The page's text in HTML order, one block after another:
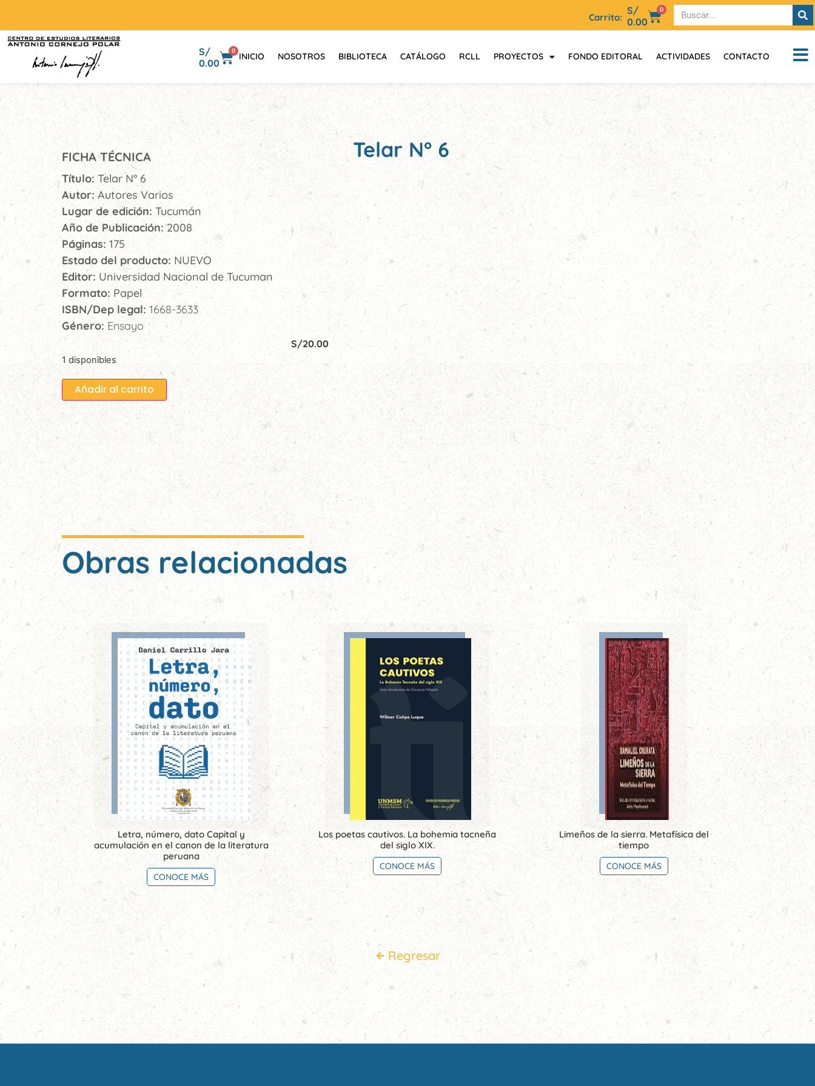
Carrito:
S/
0.00
0
S/
0.00
0
INICIO NOSOTROS BIBLIOTECA CATÁLOGO RCLL PROYECTOS FONDO EDITORAL ACTIVIDADES CONTACTO
FICHA TÉCNICA
Título: Telar N° 6
Autor:Autores Varios
Lugar de edición: Tucumán
Año de Publicación:2008
Páginas: 175
Estado del producto: NUEVO
Editor: Universidad Nacional de Tucuman
Formato: Papel
ISBN/Dep legal: 1668-3633
Género: Ensayo
S/20.00
1 disponibles
Añadir al carrito
Telar N° 6
Obras relacionadas
Letra, número, dato Capital y
acumulación en el canon de la literatura
peruana
CONOCE MÁS
Los poetas cautivos. La bohemia tacneña
del siglo XIX.
CONOCE MÁS
Limeños de la sierra. Metafísica del
tiempo
CONOCE MÁS
Regresar